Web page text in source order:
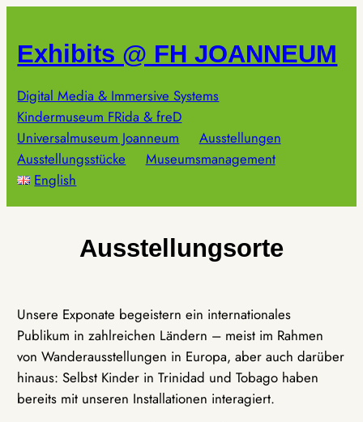
springen
Exhibits @ FH JOANNEUM
Digital Media & Immersive Systems
Kindermuseum FRida & freD
Universalmuseum Joanneum
Ausstellungen
Ausstellungsstücke
Museumsmanagement
English
Ausstellungsorte
Unsere Exponate begeistern ein internationales
Publikum in zahlreichen Ländern – meist im Rahmen
von Wanderausstellungen in Europa, aber auch darüber
hinaus: Selbst Kinder in Trinidad und Tobago haben
bereits mit unseren Installationen interagiert.